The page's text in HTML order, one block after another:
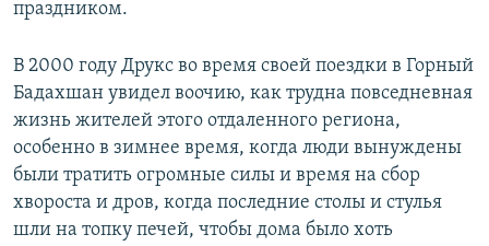
праздником.
В 2000 году Друкс во время своей поездки в Горный
Бадахшан увидел воочию, как трудна повседневная
жизнь жителей этого отдаленного региона,
особенно в зимнее время, когда люди вынуждены
были тратить огромные силы и время на сбор
хвороста и дров, когда последние столы и стулья
шли на топку печей, чтобы дома было хоть